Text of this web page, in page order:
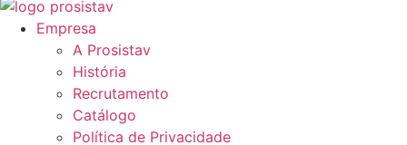
Empresa
A Prosistav
História
Recrutamento
Catálogo
Política de Privacidade